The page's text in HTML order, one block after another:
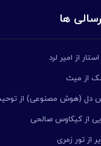
ها
از امیر لرد
از میث
دل (هوش مصنوعی) از توحید
از کیکاوس صالحی
از تور زمری